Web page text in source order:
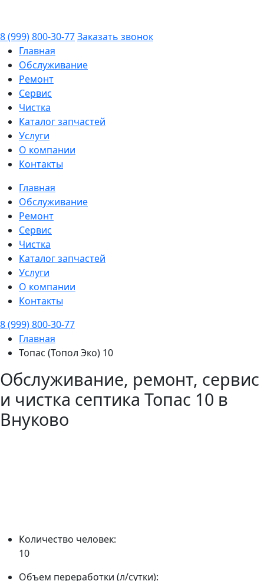
8 (999) 800-30-77Заказать звонок
Главная
Обслуживание
Ремонт
Сервис
Чистка
Каталог запчастей
Услуги
О компании
Контакты
Главная
Обслуживание
Ремонт
Сервис
Чистка
Каталог запчастей
Услуги
О компании
Контакты
8 (999) 800-30-77
Главная
Топас (Топол Эко) 10
Обслуживание, ремонт, сервис
и чистка септика Топас 10 в
Внуково
Количество человек:
10
Объем переработки (л/сутки):